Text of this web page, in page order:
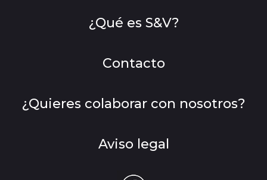
¿Qué es S&V?
Contacto
¿Quieres colaborar con nosotros?
Aviso legal